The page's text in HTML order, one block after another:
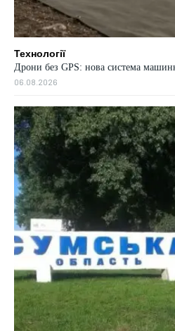
Технології
Дрони без GPS: нова система
06.08.2026